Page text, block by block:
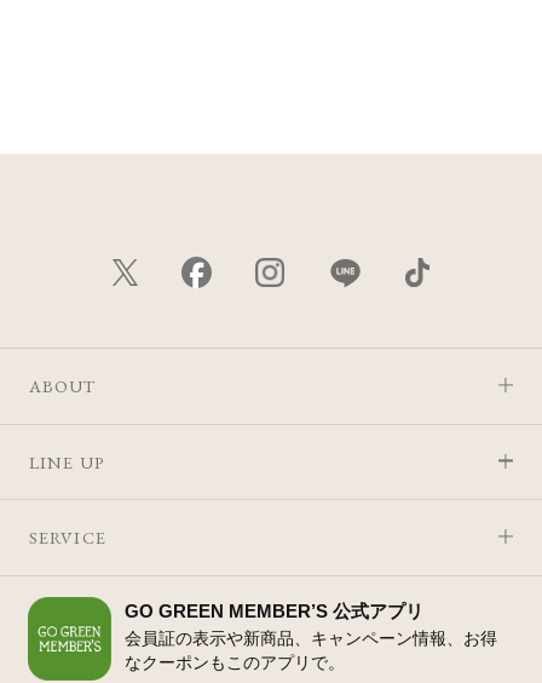
ABOUT
LINE UP
SERVICE
GO GREEN MEMBER’S 公式アプリ
会員証の表示や新商品、キャンペーン情報、お得
なクーポンもこのアプリで。